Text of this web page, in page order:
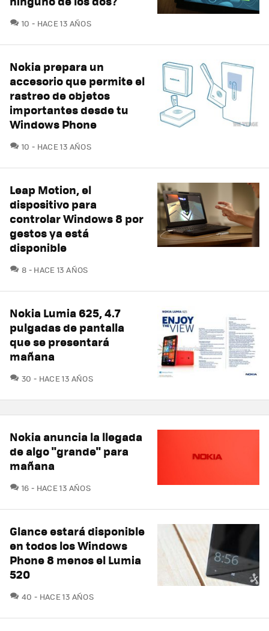
10 COMENTARIOS
HACE 13 AÑOS
Nokia prepara un
accesorio que permite el
rastreo de objetos
importantes desde tu
Windows Phone
10 COMENTARIOS
HACE 13 AÑOS
Leap Motion, el
dispositivo para
controlar Windows 8 por
gestos ya está
disponible
8 COMENTARIOS
HACE 13 AÑOS
Nokia Lumia 625, 4.7
pulgadas de pantalla
que se presentará
mañana
30 COMENTARIOS
HACE 13 AÑOS
Nokia anuncia la llegada
de algo "grande" para
mañana
16 COMENTARIOS
HACE 13 AÑOS
Glance estará disponible
en todos los Windows
Phone 8 menos el Lumia
520
40 COMENTARIOS
HACE 13 AÑOS